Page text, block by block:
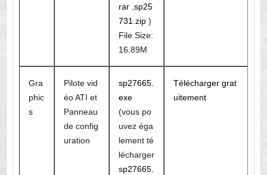
rar, sp25
731.zip)
File Size:
16.89M
Gra
phic
s
Pilote vid
éo ATI et
Panneau
de config
uration
sp27665.
exe
(vous po
uvez éga
lement té
lécharger
sp27665.
Télécharger grat
uitement